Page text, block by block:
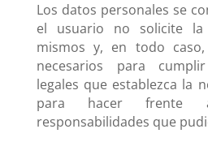
Los datos personales se
el usuario no solicite
mismos y, en todo
necesarios para
legales que establezca la
para hacer frente
responsabilidades que